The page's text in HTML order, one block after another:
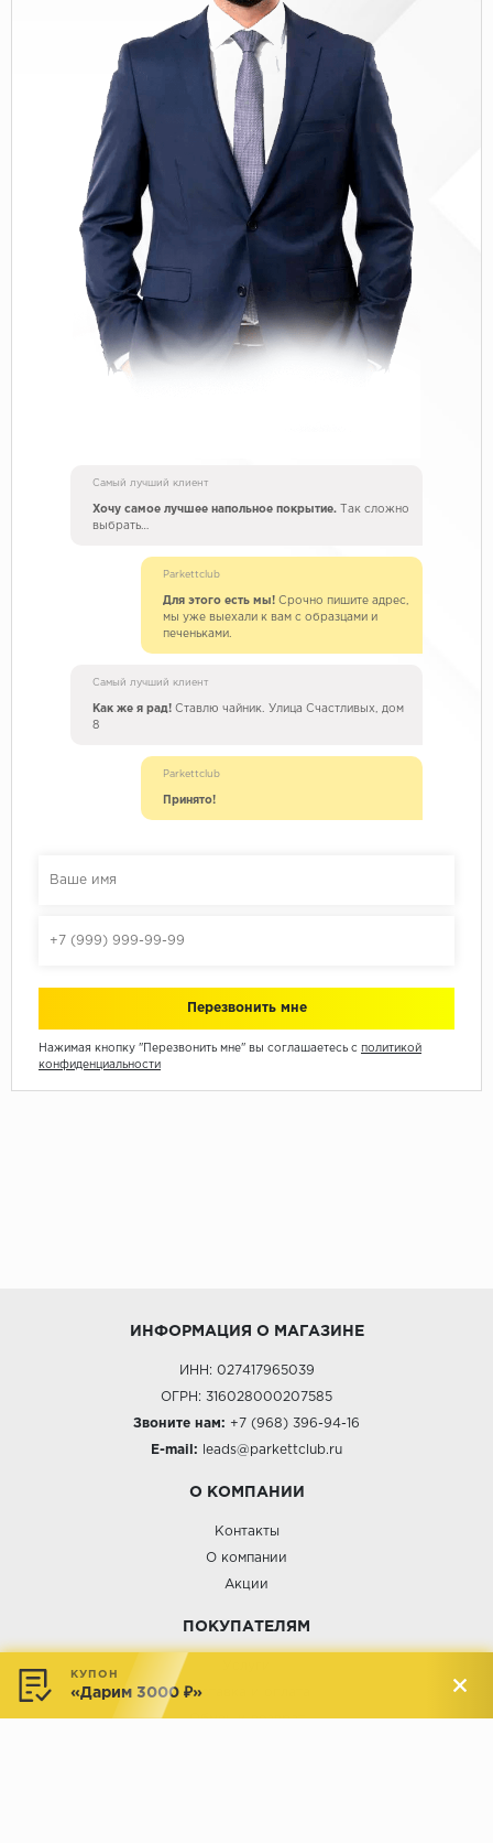
Самый лучший клиент
Хочу самое лучшее напольное покрытие. Так сложно
выбрать…
Parkettclub
Для этого есть мы! Срочно пишите адрес,
мы уже выехали к вам с образцами и
печеньками.
Самый лучший клиент
Как же я рад! Ставлю чайник. Улица Счастливых, дом
8
Parkettclub
Принято!
Нажимая кнопку "Перезвонить мне" вы соглашаетесь с политикой
конфиденциальности
ИНФОРМАЦИЯ О МАГАЗИНЕ
ИНН: 027417965039
ОГРН: 316028000207585
Звоните нам: +7 (968) 396-94-16
E-mail: leads@parkettclub.ru
О КОМПАНИИ
Контакты
О компании
Акции
ПОКУПАТЕЛЯМ
Доставка и оплата
Обмен и возврат
КУПОН
«Дарим 3000 ₽»